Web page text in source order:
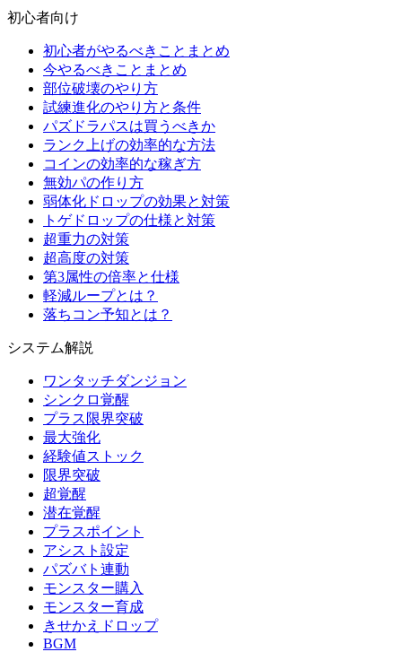
初心者向け
初心者がやるべきことまとめ
今やるべきことまとめ
部位破壊のやり方
試練進化のやり方と条件
パズドラパスは買うべきか
ランク上げの効率的な方法
コインの効率的な稼ぎ方
無効パの作り方
弱体化ドロップの効果と対策
トゲドロップの仕様と対策
超重力の対策
超高度の対策
第3属性の倍率と仕様
軽減ループとは？
落ちコン予知とは？
システム解説
ワンタッチダンジョン
シンクロ覚醒
プラス限界突破
最大強化
経験値ストック
限界突破
超覚醒
潜在覚醒
プラスポイント
アシスト設定
パズバト連動
モンスター購入
モンスター育成
きせかえドロップ
BGM